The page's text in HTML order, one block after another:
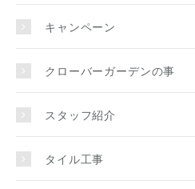
キャンペーン
クローバーガーデンの事
スタッフ紹介
タイル工事